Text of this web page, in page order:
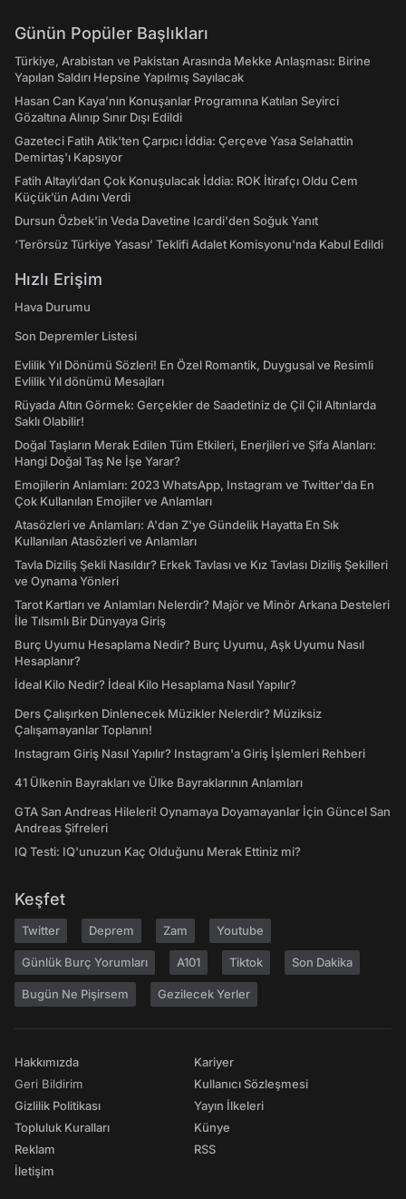
Günün Popüler Başlıkları
Türkiye, Arabistan ve Pakistan Arasında Mekke Anlaşması: Birine
Yapılan Saldırı Hepsine Yapılmış Sayılacak
Hasan Can Kaya’nın Konuşanlar Programına Katılan Seyirci
Gözaltına Alınıp Sınır Dışı Edildi
Gazeteci Fatih Atik'ten Çarpıcı İddia: Çerçeve Yasa Selahattin
Demirtaş'ı Kapsıyor
Fatih Altaylı’dan Çok Konuşulacak İddia: ROK İtirafçı Oldu Cem
Küçük’ün Adını Verdi
Dursun Özbek'in Veda Davetine Icardi'den Soğuk Yanıt
‘Terörsüz Türkiye Yasası’ Teklifi Adalet Komisyonu'nda Kabul Edildi
Hızlı Erişim
Hava Durumu
Son Depremler Listesi
Evlilik Yıl Dönümü Sözleri! En Özel Romantik, Duygusal ve Resimli
Evlilik Yıl dönümü Mesajları
Rüyada Altın Görmek: Gerçekler de Saadetiniz de Çil Çil Altınlarda
Saklı Olabilir!
Doğal Taşların Merak Edilen Tüm Etkileri, Enerjileri ve Şifa Alanları:
Hangi Doğal Taş Ne İşe Yarar?
Emojilerin Anlamları: 2023 WhatsApp, Instagram ve Twitter'da En
Çok Kullanılan Emojiler ve Anlamları
Atasözleri ve Anlamları: A'dan Z'ye Gündelik Hayatta En Sık
Kullanılan Atasözleri ve Anlamları
Tavla Diziliş Şekli Nasıldır? Erkek Tavlası ve Kız Tavlası Diziliş Şekilleri
ve Oynama Yönleri
Tarot Kartları ve Anlamları Nelerdir? Majör ve Minör Arkana Desteleri
İle Tılsımlı Bir Dünyaya Giriş
Burç Uyumu Hesaplama Nedir? Burç Uyumu, Aşk Uyumu Nasıl
Hesaplanır?
İdeal Kilo Nedir? İdeal Kilo Hesaplama Nasıl Yapılır?
Ders Çalışırken Dinlenecek Müzikler Nelerdir? Müziksiz
Çalışamayanlar Toplanın!
Instagram Giriş Nasıl Yapılır? Instagram'a Giriş İşlemleri Rehberi
41 Ülkenin Bayrakları ve Ülke Bayraklarının Anlamları
GTA San Andreas Hileleri! Oynamaya Doyamayanlar İçin Güncel San
Andreas Şifreleri
IQ Testi: IQ'unuzun Kaç Olduğunu Merak Ettiniz mi?
Keşfet
Twitter Deprem Zam Youtube
Günlük Burç Yorumları A101 Tiktok Son Dakika
Bugün Ne Pişirsem Gezilecek Yerler
Hakkımızda
Geri Bildirim
Gizlilik Politikası
Topluluk Kuralları
Reklam
İletişim
Kariyer
Kullanıcı Sözleşmesi
Yayın İlkeleri
Künye
RSS